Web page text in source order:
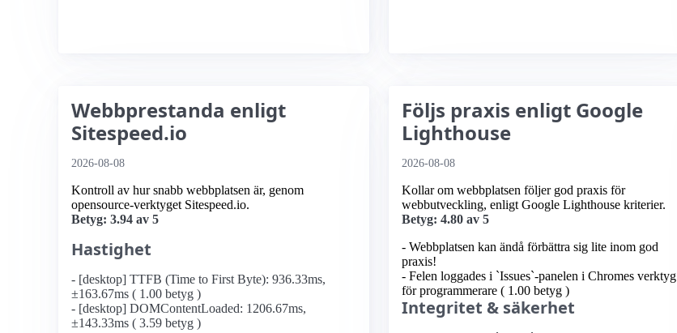
Webbprestanda enligt
Sitespeed.io
2026-08-08
Kontroll av hur snabb webbplatsen är, genom
opensource-verktyget Sitespeed.io.
Betyg: 3.94 av 5
Hastighet
- [desktop] TTFB (Time to First Byte): 936.33ms,
±163.67ms ( 1.00 betyg )
- [desktop] DOMContentLoaded: 1206.67ms,
±143.33ms ( 3.59 betyg )
Följs praxis enligt Google
Lighthouse
2026-08-08
Kollar om webbplatsen följer god praxis för
webbutveckling, enligt Google Lighthouse kriterier.
Betyg: 4.80 av 5
- Webbplatsen kan ändå förbättra sig lite inom god
praxis!
- Felen loggades i `Issues`-panelen i Chromes verktyg
för programmerare ( 1.00 betyg )
Integritet & säkerhet